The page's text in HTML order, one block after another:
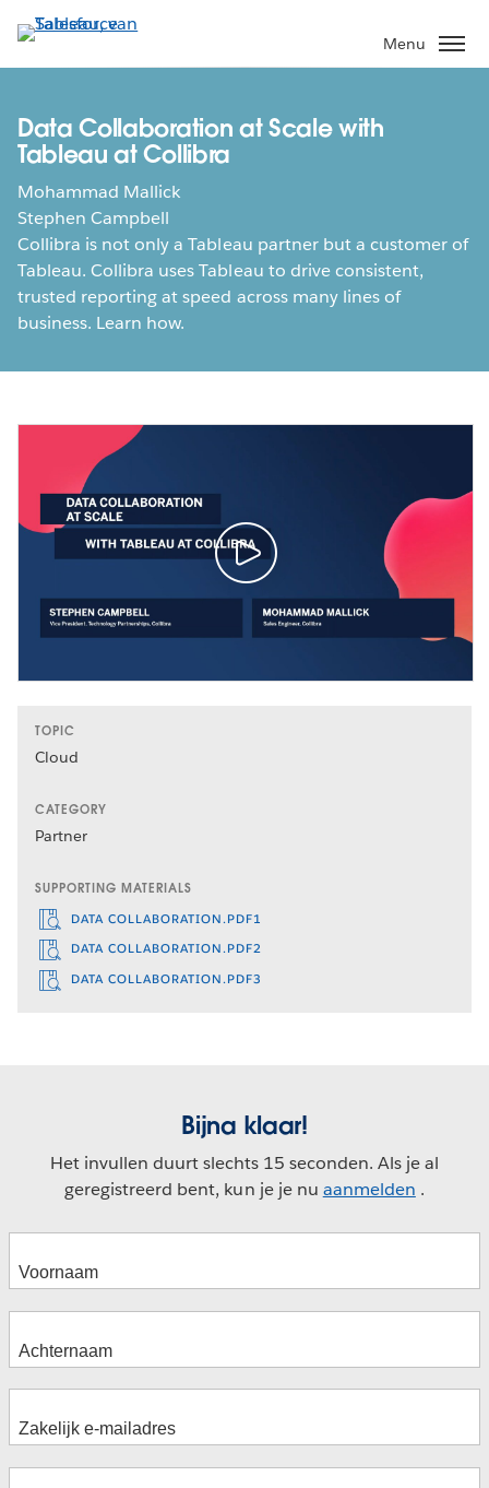
Verder
naar
hoofdinhoud
Menu
Data Collaboration at Scale with
Tableau at Collibra
Mohammad Mallick
Stephen Campbell
Collibra is not only a Tableau partner but a customer of
Tableau. Collibra uses Tableau to drive consistent,
trusted reporting at speed across many lines of
business. Learn how.
TOPIC
Cloud
CATEGORY
Partner
SUPPORTING MATERIALS
DATA COLLABORATION.PDF1
DATA COLLABORATION.PDF2
DATA COLLABORATION.PDF3
Bijna klaar!
Het invullen duurt slechts 15 seconden. Als je al
geregistreerd bent, kun je je nu aanmelden .